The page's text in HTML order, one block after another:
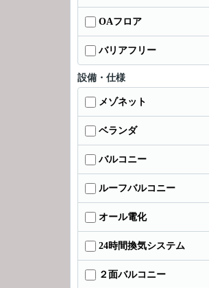
OAフロア
バリアフリー
設備・仕様
メゾネット
ベランダ
バルコニー
ルーフバルコニー
オール電化
24時間換気システム
２面バルコニー